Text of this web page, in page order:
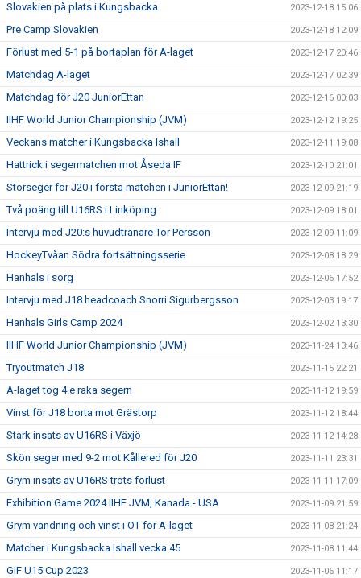
Slovakien på plats i Kungsbacka 2023-12-18 15:06
Pre Camp Slovakien 2023-12-18 12:09
Förlust med 5-1 på bortaplan för A-laget 2023-12-17 20:46
Matchdag A-laget 2023-12-17 02:39
Matchdag för J20 JuniorEttan 2023-12-16 00:03
IIHF World Junior Championship (JVM) 2023-12-12 19:25
Veckans matcher i Kungsbacka Ishall 2023-12-11 19:08
Hattrick i segermatchen mot Åseda IF 2023-12-10 21:01
Storseger för J20 i första matchen i JuniorEttan! 2023-12-09 21:19
Två poäng till U16RS i Linköping 2023-12-09 18:01
Intervju med J20:s huvudtränare Tor Persson 2023-12-09 11:09
HockeyTvåan Södra fortsättningsserie 2023-12-08 18:29
Hanhals i sorg 2023-12-06 17:52
Intervju med J18 headcoach Snorri Sigurbergsson 2023-12-03 19:17
Hanhals Girls Camp 2024 2023-12-02 13:30
IIHF World Junior Championship (JVM) 2023-11-24 13:46
Tryoutmatch J18 2023-11-15 22:21
A-laget tog 4.e raka segern 2023-11-12 19:59
Vinst för J18 borta mot Grästorp 2023-11-12 18:44
Stark insats av U16RS i Växjö 2023-11-12 14:28
Skön seger med 9-2 mot Kållered för J20 2023-11-11 23:31
Grym insats av U16RS trots förlust 2023-11-11 17:09
Exhibition Game 2024 IIHF JVM, Kanada - USA 2023-11-09 21:59
Grym vändning och vinst i OT för A-laget 2023-11-08 21:24
Matcher i Kungsbacka Ishall vecka 45 2023-11-08 11:44
GIF U15 Cup 2023 2023-11-06 11:17